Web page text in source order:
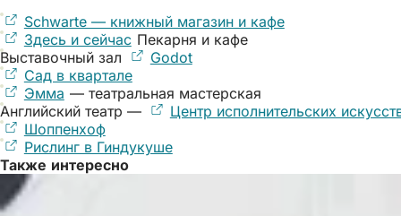
Schwarte — книжный магазин и кафе(Открывается
Здесь и сейчас(Открывается
в
новой
вкладке)
Пекарня и кафе
Выставочный зал
Godot(Открывается
новой
вкладке)
Сад в квартале(Открывается
в
новой
Эмма (Открывается
в
новой
вкладке)
— театральная мастерская
Английский театр —
Центр исполнительских
Шоппенхоф(Открывается
в
новой
Рислинг в Гиндукуше(Открывается
Также интересно